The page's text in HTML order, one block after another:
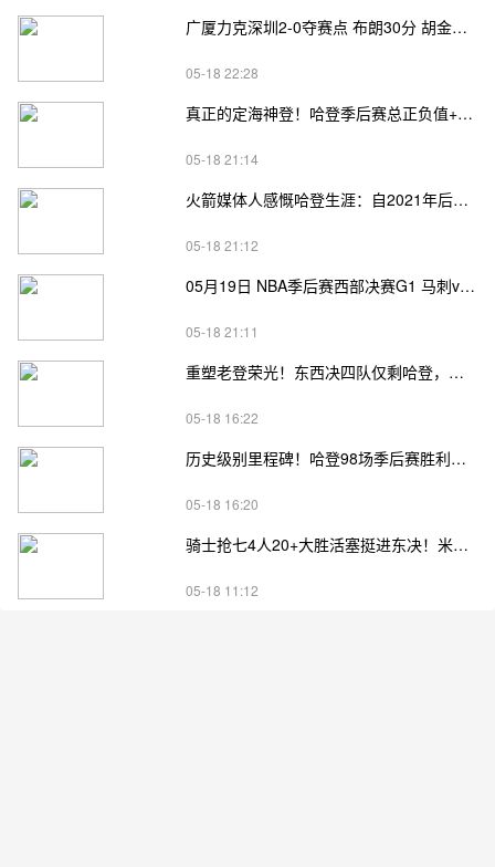
广厦力克深圳2-0夺赛点 布朗30分 胡金秋17+8 贺希宁18分
05-18 22:28
真正的定海神登！哈登季后赛总正负值+62、次轮+32，双数据领跑骑士全队
05-18 21:14
火箭媒体人感慨哈登生涯：自2021年后，终于体验躺赢晋级滋味
05-18 21:12
05月19日 NBA季后赛西部决赛G1 马刺vs雷霆直播前瞻分析
05-18 21:11
重塑老登荣光！东西决四队仅剩哈登，高龄坚守续写传奇
05-18 16:22
历史级别里程碑！哈登98场季后赛胜利，追平马龙并列无冠球员历史第一
05-18 16:20
骑士抢七4人20+大胜活塞挺进东决！米切尔26+7 阿伦23分 梅里尔23分 詹金斯17分
05-18 11:12